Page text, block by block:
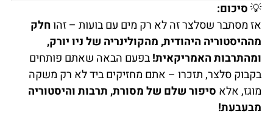
💡סיכום:
אז מסתבר שסלצר זה לא רק מים עם בועות – זהוחלק
מההיסטוריה היהודית, מהקולינריה של ניו יורק,
ומהתרבות האמריקאית!בפעם הבאה שאתם פותחים
בקבוק סלצר, תזכרו – אתם מחזיקים ביד לא רק משקה
מוגז, אלא סיפור שלם של מסורת, תרבות והיסטוריה
מבעבעת!